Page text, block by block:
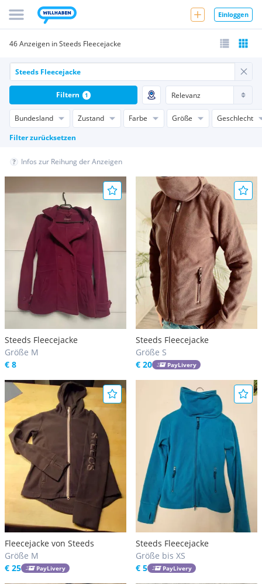
Einloggen
46 Anzeigen in Steeds Fleecejacke
Bundesland Zustand Farbe Größe
Geschlecht
Filter zurücksetzen
Filtern 1
Infos zur Reihung der Anzeigen
Steeds Fleecejacke
Größe M
€ 8
Steeds Fleecejacke
Größe S
€ 20
PayLivery
Fleecejacke von Steeds
Größe M
€ 25
PayLivery
Steeds Fleecejacke
Größe bis XS
€ 5
PayLivery